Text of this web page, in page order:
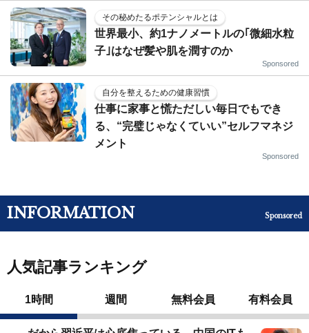
その秘めたるポテンシャルとは
世界最小、約1ナノメートルの｢微細水粒
子｣はなぜ髪や肌を潤すのか
Sponsored
自分を整えるための健康習慣
仕事に家事と慌ただしい毎日でもでき
る、“完璧じゃなくていい”セルフマネジ
メント
Sponsored
INFORMATION Sponsored
人気記事ランキング
1時間 週間 無料会員 有料会員